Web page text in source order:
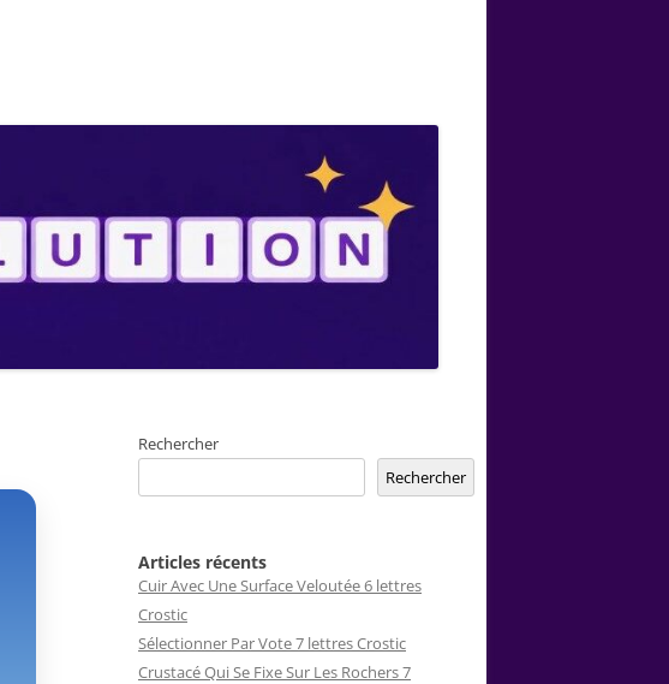
Rechercher
Rechercher
Articles récents
Cuir Avec Une Surface Veloutée 6 lettres
Crostic
Sélectionner Par Vote 7 lettres Crostic
Crustacé Qui Se Fixe Sur Les Rochers 7